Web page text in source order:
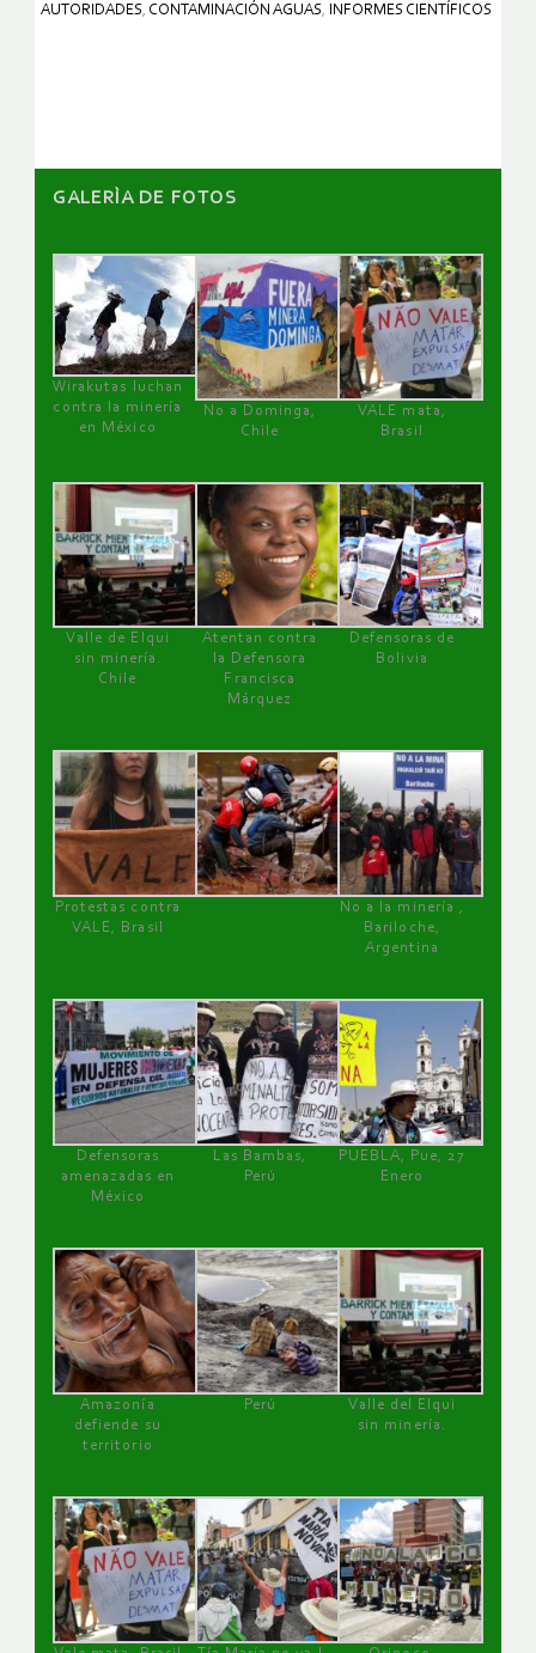
AUTORIDADES, CONTAMINACIÓN AGUAS, INFORMES CIENTÍFICOS
GALERÌA DE FOTOS
Wirakutas luchan
contra la minería
en México
No a Dominga,
Chile
VALE mata,
Brasil
Valle de Elqui
sin minería.
Chile
Atentan contra
la Defensora
Francisca
Márquez
Defensoras de
Bolivia
Protestas contra
VALE, Brasil
No a la minería ,
Bariloche,
Argentina
Defensoras
amenazadas en
México
Las Bambas,
Perú
PUEBLA, Pue, 27
Enero
Amazonía
defiende su
territorio
Perú
Valle del Elqui
sin minería.